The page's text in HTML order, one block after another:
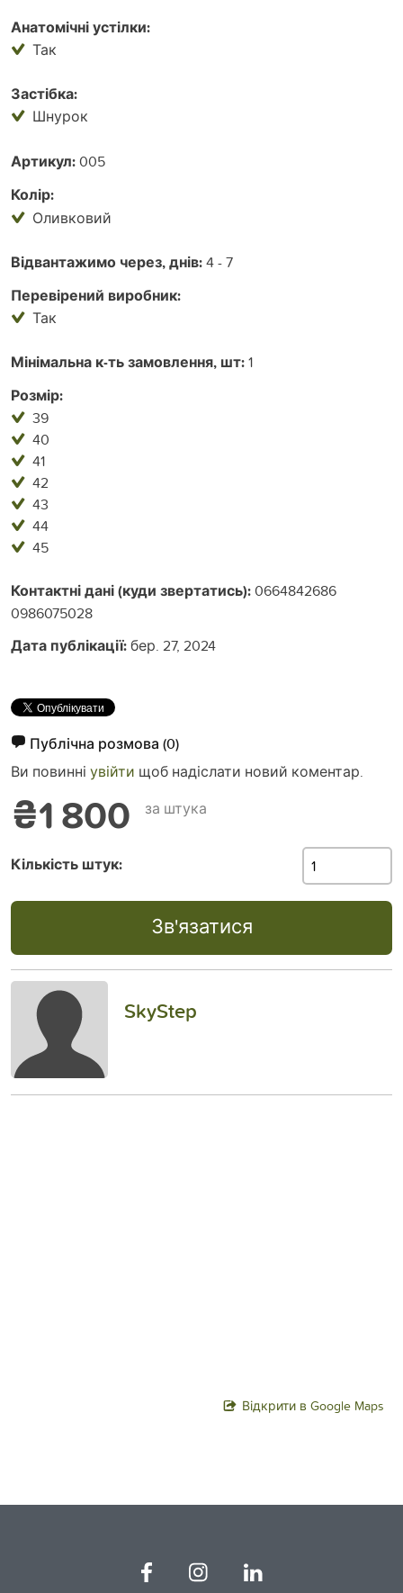
Анатомічні устілки:
Так
Застібка:
Шнурок
Артикул:005
Колір:
Оливковий
Відвантажимо через, днів:4 - 7
Перевірений виробник:
Так
Мінімальна к-ть замовлення, шт:1
Розмір:
39
40
41
42
43
44
45
Контактні дані (куди звертатись):0664842686
0986075028
Дата публікації:бер. 27, 2024
Публічна розмова (0)
Ви повинні увійти щоб надіслати новий коментар.
₴1 800 за штука
Кількість штук:
Зв'язатися
SkyStep
Відкрити в Google Maps